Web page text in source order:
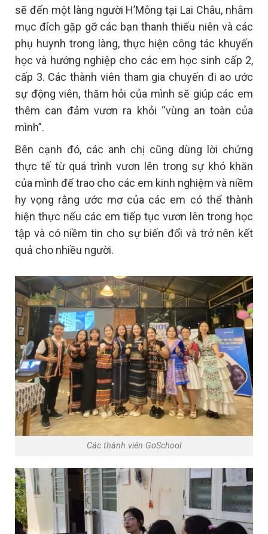
sẽ đến một làng người H’Mông tại Lai Châu, nhằm
mục đích gặp gỡ các bạn thanh thiếu niên và các
phụ huynh trong làng, thực hiện công tác khuyến
học và hướng nghiệp cho các em học sinh cấp 2,
cấp 3. Các thành viên tham gia chuyến đi ao ước
sự động viên, thăm hỏi của mình sẽ giúp các em
thêm can đảm vươn ra khỏi “vùng an toàn của
mình”.
Bên cạnh đó, các anh chị cũng dùng lời chứng
thực tế từ quá trình vươn lên trong sự khó khăn
của mình để trao cho các em kinh nghiệm và niềm
hy vọng rằng ước mơ của các em có thể thành
hiện thực nếu các em tiếp tục vươn lên trong học
tập và có niềm tin cho sự biến đổi và trở nên kết
quả cho nhiều người.
Các thành viên GoSchool